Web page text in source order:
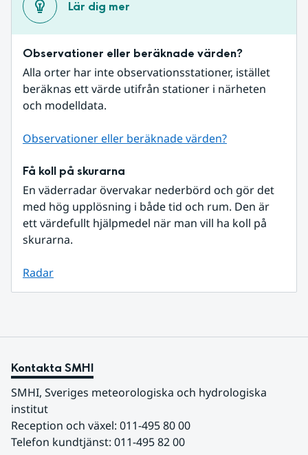
Lär dig mer
Observationer eller beräknade värden?
Alla orter har inte observationsstationer, istället
beräknas ett värde utifrån stationer i närheten
och modelldata.
Observationer eller beräknade värden?
Få koll på skurarna
En väderradar övervakar nederbörd och gör det
med hög upplösning i både tid och rum. Den är
ett värdefullt hjälpmedel när man vill ha koll på
skurarna.
Radar
Kontakta SMHI
SMHI, Sveriges meteorologiska och hydrologiska
institut
Reception och växel: 011-495 80 00
Telefon kundtjänst: 011-495 82 00